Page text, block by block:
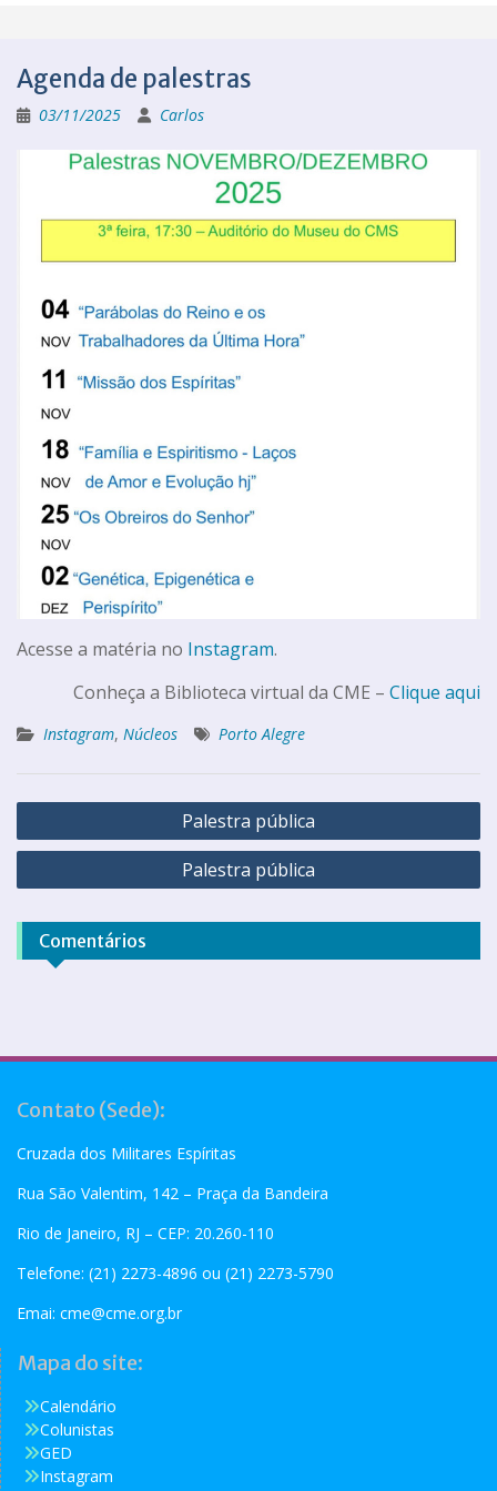
Agenda de palestras
03/11/2025 Carlos
Acesse a matéria no Instagram.
Conheça a Biblioteca virtual da CME – Clique aqui
Instagram, Núcleos Porto Alegre
Palestra pública
Palestra pública
Comentários
Contato (Sede):
Cruzada dos Militares Espíritas
Rua São Valentim, 142 – Praça da Bandeira
Rio de Janeiro, RJ – CEP: 20.260-110
Telefone: (21) 2273-4896 ou (21) 2273-5790
Emai: cme@cme.org.br
Mapa do site:
Calendário
Colunistas
GED
Instagram